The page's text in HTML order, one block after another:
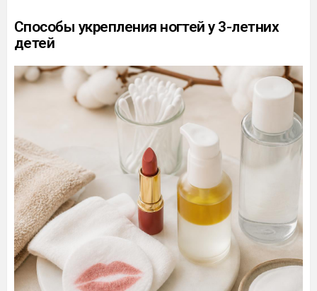
Способы укрепления ногтей у 3-летних
детей